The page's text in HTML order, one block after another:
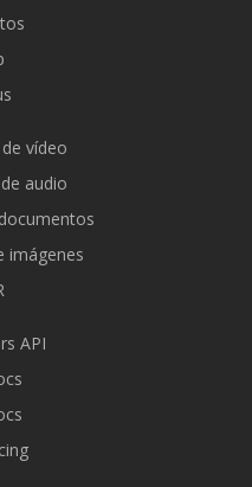
vídeo
audio
imágenes
API